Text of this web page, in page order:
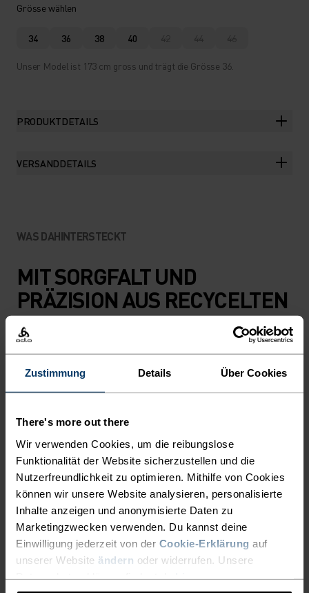
Zustimmung Details Über Cookies
There's more out there
Wir verwenden Cookies, um die reibungslose
Funktionalität der Website sicherzustellen und die
Nutzerfreundlichkeit zu optimieren. Mithilfe von Cookies
können wir unsere Website analysieren, personalisierte
Inhalte anzeigen und anonymisierte Daten zu
Marketingzwecken verwenden. Du kannst deine
Einwilligung jederzeit von der Cookie-Erklärung auf
unserer Website ändern oder widerrufen. Unsere
Grösse wählen
34 36 38 40 42 44 46
Unser Model ist 173 cm gross und trägt die Grösse 36.
PRODUKTDETAILS
VERSANDDETAILS
WAS DAHINTERSTECKT
MIT SORGFALT UND
PRÄZISION AUS RECYCELTEN
MATERIALIEN
HERGESTELLT – FÜR DEN
TRAIL UND ALLES, WAS
DANACH KOMMT.
Die leichte, wasserabweisende und
strapazierfähige X-Alp MTB-Baggy von Odlo bietet
dir zuverlässigen Schutz vor den Elementen,
wenn du auf den Trails unterwegs bist.
Reflektierende Details verbessern deine
Sichtbarkeit im Dunkeln – für maximalen
Komfort im Sattel, den ganzen Tag lang. Die
Mountainbike-Baggy hat kein Sitzpolster, da sie